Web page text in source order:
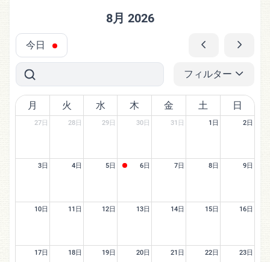
今日
8月 2026
フィルター
月 火 水 木 金 土 日
27日 28日 29日 30日 31日 1日 2日
3日 4日 5日 6日 7日 8日 9日
10日 11日 12日 13日 14日 15日 16日
17日 18日 19日 20日 21日 22日 23日